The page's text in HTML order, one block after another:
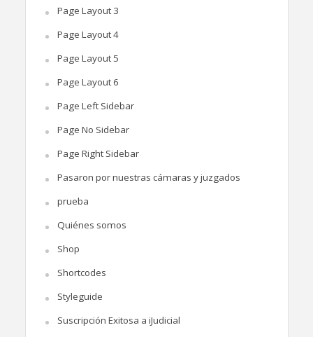
Page Layout 3
Page Layout 4
Page Layout 5
Page Layout 6
Page Left Sidebar
Page No Sidebar
Page Right Sidebar
Pasaron por nuestras cámaras y juzgados
prueba
Quiénes somos
Shop
Shortcodes
Styleguide
Suscripción Exitosa a iJudicial